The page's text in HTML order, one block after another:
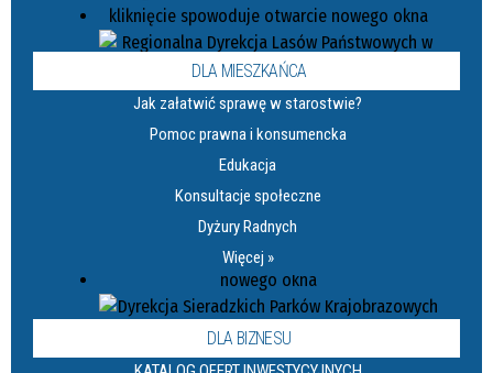
DLA MIESZKAŃCA
Jak załatwić sprawę w starostwie?
Pomoc prawna i konsumencka
Edukacja
Konsultacje społeczne
Dyżury Radnych
Więcej »
DLA BIZNESU